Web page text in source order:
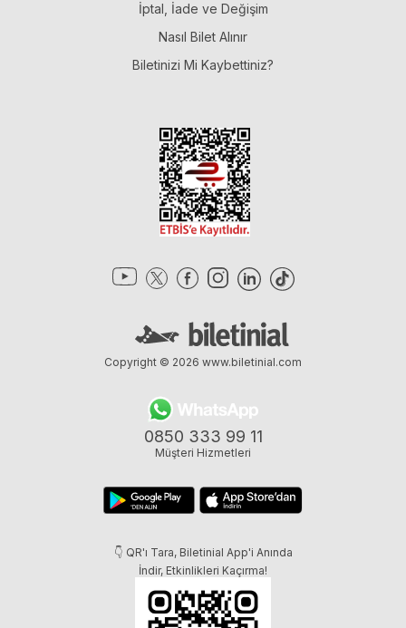
İptal, İade ve Değişim
Nasıl Bilet Alınır
Biletinizi Mi Kaybettiniz?
0850 333 99 11
Müşteri Hizmetleri
👇 QR'ı Tara, Biletinial App'i Anında
İndir, Etkinlikleri Kaçırma!
Copyright © 2026 www.biletinial.com